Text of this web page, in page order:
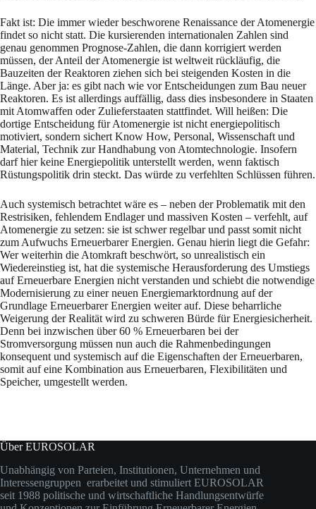
Fakt ist: Die immer wieder beschworene Renaissance der Atomenergie
findet so nicht statt. Die kursierenden internationalen Zahlen sind
genau genommen Prognose-Zahlen, die dann korrigiert werden
müssen, der Anteil der Atomenergie ist weltweit rückläufig, die
Bauzeiten der Reaktoren ziehen sich bei steigenden Kosten in die
Länge. Aber ja: es gibt nach wie vor Entscheidungen zum Bau neuer
Reaktoren. Es ist allerdings auffällig, dass dies insbesondere in Staaten
mit Atomwaffen oder Zulieferstaaten stattfindet. Will heißen: Die
dortige Entscheidung für Atomenergie ist nicht energiepolitisch
motiviert, sondern sichert Know How, Personal, Wissenschaft und
Material, Technik zur Handhabung von Atomtechnologie. Insofern
darf hier keine Energiepolitik unterstellt werden, wenn faktisch
Rüstungspolitik drin steckt. Das würde zu verfehlten Schlüssen führen.
Auch systemisch betrachtet wäre es – neben der Problematik mit den
Restrisiken, fehlendem Endlager und massiven Kosten – verfehlt, auf
Atomenergie zu setzen: sie ist schwer regelbar und passt somit nicht
zum Aufwuchs Erneuerbarer Energien. Genau hierin liegt die Gefahr:
Wer weiterhin die Atomkraft beschwört, so unrealistisch ein
Wiedereinstieg ist, hat die systemische Herausforderung des Umstiegs
auf Erneuerbare Energien nicht verstanden und schiebt die notwendige
Modernisierung zu einer neuen Energiemarktordnung auf der
Grundlage Erneuerbarer Energien weiter auf. Diese beharrliche
Weigerung der Realität wird zu schweren Bürde für Energiesicherheit.
Denn bei inzwischen über 60 % Erneuerbaren bei der
Stromversorgung müssen nun auch die Rahmenbedingungen
konsequent und systemisch auf die Eigenschaften der Erneuerbaren,
somit auf eine Kombination aus Erneuerbaren, Flexibilitäten und
Speicher, umgestellt werden.
Über EUROSOLAR
Unabhängig von Parteien, Institutionen, Unternehmen und
Interessengruppen erarbeitet und stimuliert EUROSOLAR
seit 1988 politische und wirtschaftliche Handlungsentwürfe